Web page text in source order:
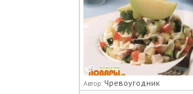
Автор: Чревоугодник